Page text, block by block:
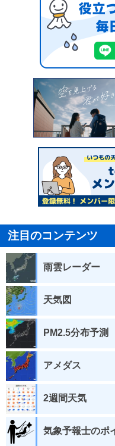
注目のコンテンツ
雨雲レーダー
天気図
PM2.5分布予測
アメダス
2週間天気
気象予報士のポ